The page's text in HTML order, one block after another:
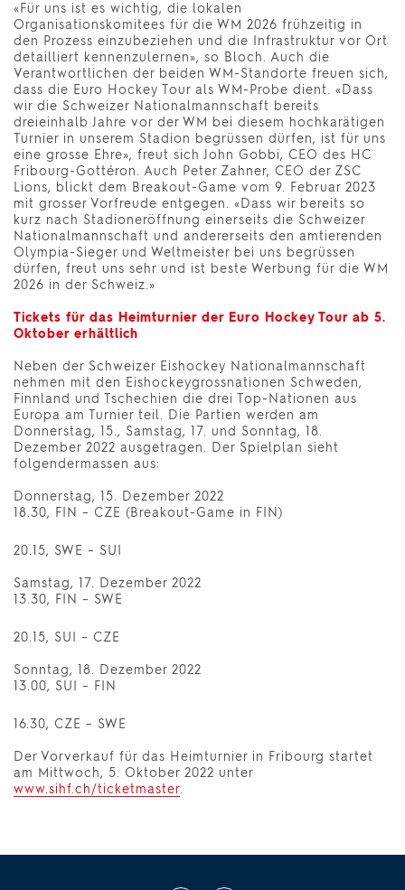
«Für uns ist es wichtig, die lokalen
Organisationskomitees für die WM 2026 frühzeitig in
den Prozess einzubeziehen und die Infrastruktur vor Ort
detailliert kennenzulernen», so Bloch. Auch die
Verantwortlichen der beiden WM-Standorte freuen sich,
dass die Euro Hockey Tour als WM-Probe dient. «Dass
wir die Schweizer Nationalmannschaft bereits
dreieinhalb Jahre vor der WM bei diesem hochkarätigen
Turnier in unserem Stadion begrüssen dürfen, ist für uns
eine grosse Ehre», freut sich John Gobbi, CEO des HC
Fribourg-Gottéron. Auch Peter Zahner, CEO der ZSC
Lions, blickt dem Breakout-Game vom 9. Februar 2023
mit grosser Vorfreude entgegen. «Dass wir bereits so
kurz nach Stadioneröffnung einerseits die Schweizer
Nationalmannschaft und andererseits den amtierenden
Olympia-Sieger und Weltmeister bei uns begrüssen
dürfen, freut uns sehr und ist beste Werbung für die WM
2026 in der Schweiz.»
Tickets für das Heimturnier der Euro Hockey Tour ab 5.
Oktober erhältlich
Neben der Schweizer Eishockey Nationalmannschaft
nehmen mit den Eishockeygrossnationen Schweden,
Finnland und Tschechien die drei Top-Nationen aus
Europa am Turnier teil. Die Partien werden am
Donnerstag, 15., Samstag, 17. und Sonntag, 18.
Dezember 2022 ausgetragen. Der Spielplan sieht
folgendermassen aus:
Donnerstag, 15. Dezember 2022
18.30, FIN – CZE (Breakout-Game in FIN)
20.15, SWE – SUI
Samstag, 17. Dezember 2022
13.30, FIN – SWE
20.15, SUI – CZE
Sonntag, 18. Dezember 2022
13.00, SUI – FIN
16.30, CZE – SWE
Der Vorverkauf für das Heimturnier in Fribourg startet
am Mittwoch, 5. Oktober 2022 unter
www.sihf.ch/ticketmaster.